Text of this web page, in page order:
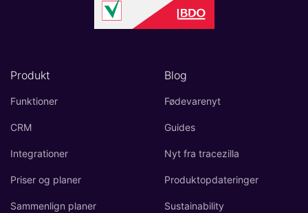
Produkt
Funktioner
CRM
Integrationer
Priser og planer
Sammenlign planer
Blog
Fødevarenyt
Guides
Nyt fra tracezilla
Produktopdateringer
Sustainability